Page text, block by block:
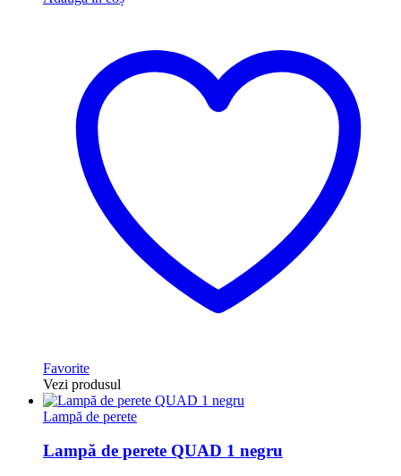
Favorite
Vezi produsul
Lampă de perete
Lampă de perete QUAD 1 negru